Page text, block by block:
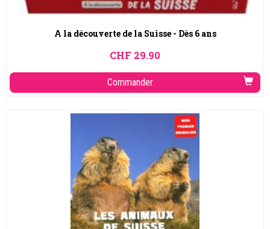
A la découverte de la Suisse - Dès 6 ans
CHF 29.90
Commander